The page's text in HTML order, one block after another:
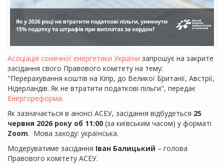
Асоціація сонячної енергетики України запрошує на закрите
засідання свого Правового комітету на тему:
"Перерахування коштів на Кіпр, до Великої Британії, Австрії,
Нідерландів. Як не втратити податкові пільги", передає
Енергореформа.
Як зазначається в анонсі АСЕУ, засідання відбудеться 25
червня 2026 року об 11:00 (за київським часом) у форматі
Zoom. Мова заходу: українська.
Модеруватиме засідання Іван Балицький – голова
Правового комітету АСЕУ.